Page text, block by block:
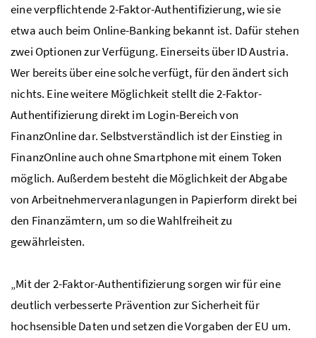
eine verpflichtende 2-Faktor-Authentifizierung, wie sie
etwa auch beim Online-Banking bekannt ist. Dafür stehen
zwei Optionen zur Verfügung. Einerseits über ID Austria.
Wer bereits über eine solche verfügt, für den ändert sich
nichts. Eine weitere Möglichkeit stellt die 2-Faktor-
Authentifizierung direkt im Login-Bereich von
FinanzOnline dar. Selbstverständlich ist der Einstieg in
FinanzOnline auch ohne Smartphone mit einem Token
möglich. Außerdem besteht die Möglichkeit der Abgabe
von Arbeitnehmerveranlagungen in Papierform direkt bei
den Finanzämtern, um so die Wahlfreiheit zu
gewährleisten.
„Mit der 2-Faktor-Authentifizierung sorgen wir für eine
deutlich verbesserte Prävention zur Sicherheit für
hochsensible Daten und setzen die Vorgaben der EU um.